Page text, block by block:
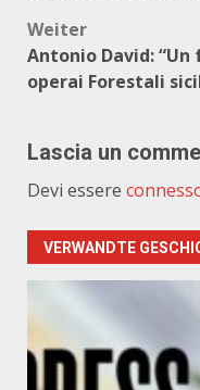
Weiter
Antonio David:
operai Forestali
Lascia un
Devi essere
VERWANDTE